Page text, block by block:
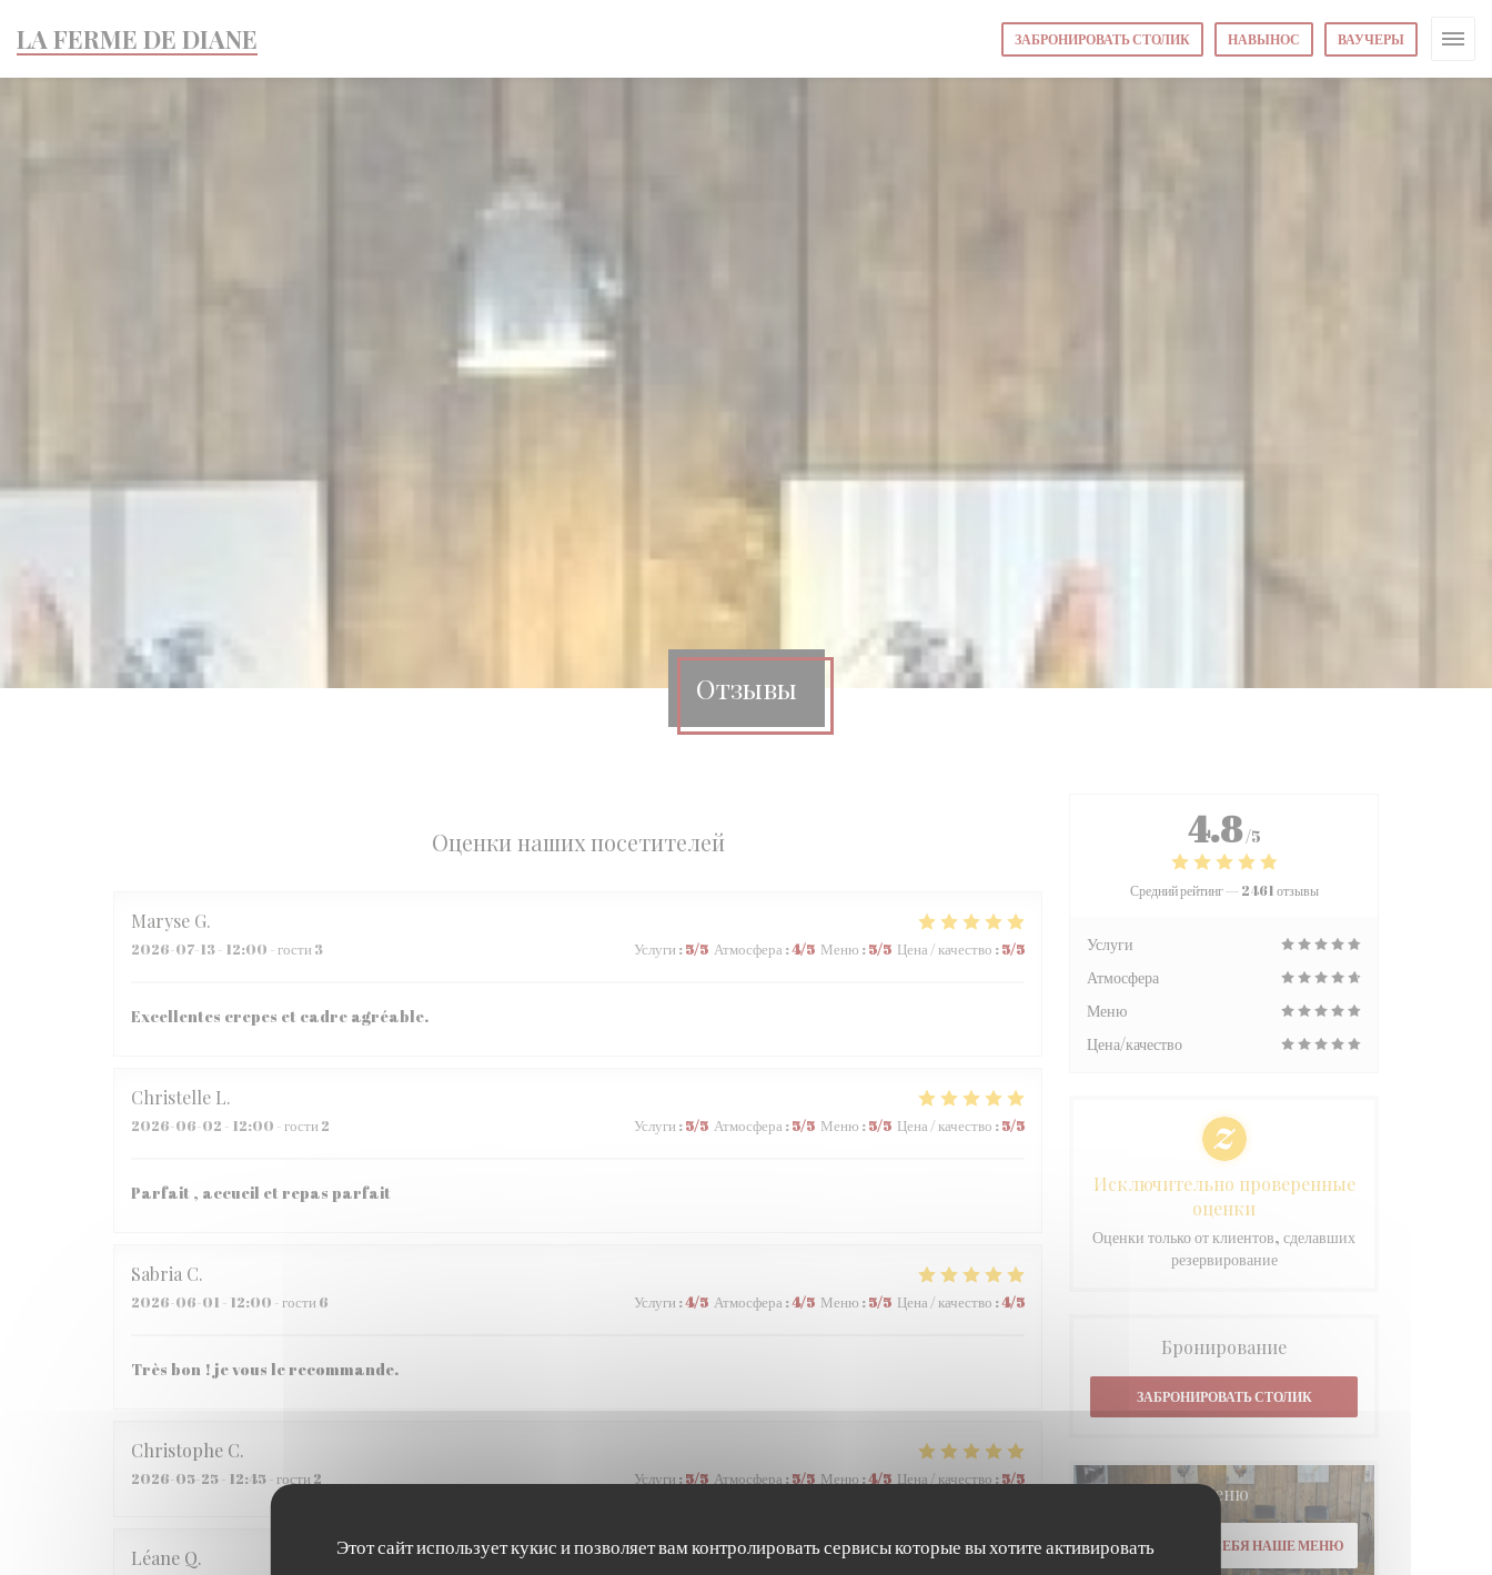
Этот сайт использует кукис и позволяет вам контролировать сервисы которые вы хотите активировать
LA FERME DE DIANE ЗАБРОНИРОВАТЬ СТОЛИК НАВЫНОС ВАУЧЕРЫ
Отзывы
Оценки наших посетителей
Maryse G
2026-07-13- 12:00 - гости 3 Услуги :5/5 Атмосфера :4/5 Меню :5/5 Цена / качество :5/5
Excellentes crepes et cadre agréable.
Christelle L
2026-06-02 - 12:00 - гости 2 Услуги :5/5 Атмосфера :5/5 Меню :5/5 Цена / качество :5/5
Parfait , accueil et repas parfait
Sabria C
2026-06-01 - 12:00 - гости 6 Услуги :4/5 Атмосфера :4/5 Меню :5/5 Цена / качество :4/5
Très bon ! je vous le recommande.
Christophe C
2026-05-25- 12:45 - гости 2 Услуги : 5/5 Атмосфера : 5/5 Меню :4/5 Цена / качество : 5/5
Léane Q
4.8/5
Средний рейтинг —2461 отзывы
Услуги
Атмосфера
Меню
Цена/качество
Исключительно проверенные
оценки
Оценки только от клиентов, сделавших
резервирование
Бронирование
ЗАБРОНИРОВАТЬ СТОЛИК
Меню
ОТКРОЙТЕ ДЛЯ СЕБЯ НАШЕ МЕНЮ